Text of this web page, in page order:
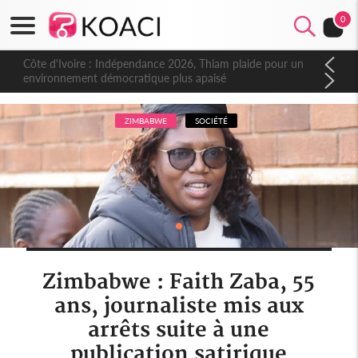
0
Côte d'Ivoire : Indépendance 2026, Thiam plaide pour un
environnement démocratique plus apaisé
ZIMBABWE SOCIÉTÉ
Zimbabwe : Faith Zaba, 55
ans, journaliste mis aux
arrêts suite à une